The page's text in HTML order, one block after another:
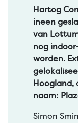
Hartog
ineen
van
nog
worden.
Hoogland,
naam:
Simon